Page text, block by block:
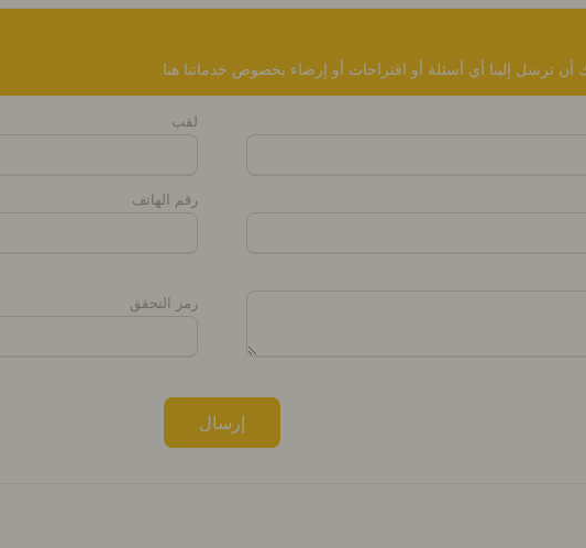
ترسل إلينا أي أسئلة أو اقتراحات أو إرضاء بخصوص خدماتنا هنا.
لقب
رقم الهاتف
رمز التحقق
إرسال